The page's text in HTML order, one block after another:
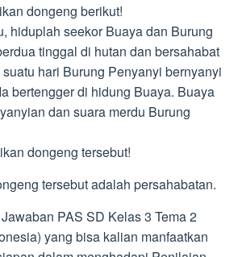
dongeng berikut!
hiduplah seekor Buaya dan Burung
tinggal di hutan dan bersahabat
hari Burung Penyanyi bernyanyi
bertengger di hidung Buaya. Buaya
dan suara merdu Burung
dongeng tersebut!
tersebut adalah persahabatan.
PAS SD Kelas 3 Tema 2
yang bisa kalian manfaatkan